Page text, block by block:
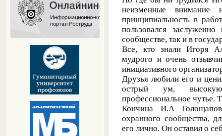
неизменные
принципиальность в
пользовался
сообществе, так и в
Все, кто знали Игоря
мудрого и очень
инициативного
Друзья любили его и
острый ум, высокую
профессиональное чутье.
Кончина И.А
охранного сообщества,
его лично. Он оставил о